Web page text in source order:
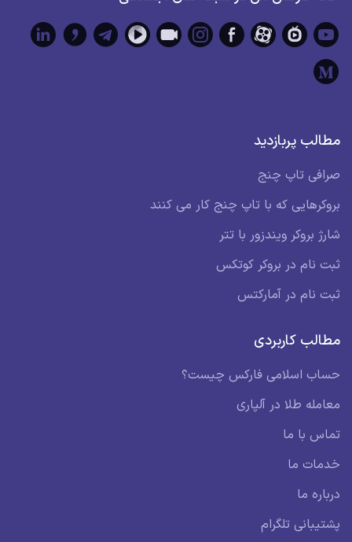
مطالب پربازدید
صرافی تاپ چنج
بروکرهایی که با تاپ چنج کار می کنند
شارژ بروکر ویندزور با تتر
ثبت نام در بروکر کوتکس
ثبت نام در آمارکتس
مطالب کاربردی
حساب اسلامی فارکس چیست؟
معامله طلا در آلپاری
تماس با ما
خدمات ما
درباره ما
پشتیبانی تلگرام